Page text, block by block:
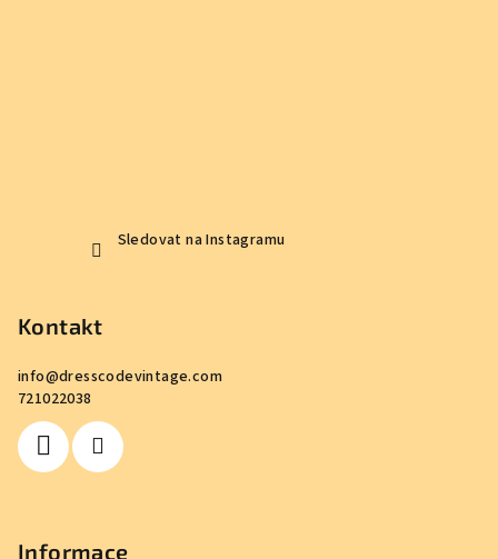
Sledovat na Instagramu
Kontakt
info@dresscodevintage.com
721022038
Informace